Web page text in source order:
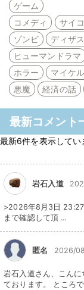
ゲーム
コメディ
サイコ
ゾンビ
ディザ
ヒューマンドラマ
ホラー
マイケ
悪魔
経済の話
最新コメント
最新6件を表示してい
岩石入道
>2026年8月3日 23:27
まで確認して頂 ...
匿名 2026/
岩石入道さん、こん
ております。 ところ